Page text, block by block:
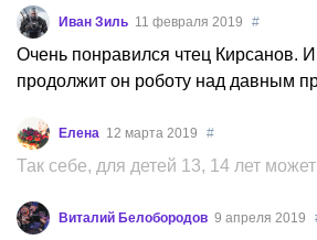
Иван Зиль 11 февраля 2019 #
Очень понравился чтец Кирсанов.
продолжит он роботу над давным
Елена 12 марта 2019 #
Так себе, для детей 13, 14 лет
Виталий Белобородов 9 апреля 2019